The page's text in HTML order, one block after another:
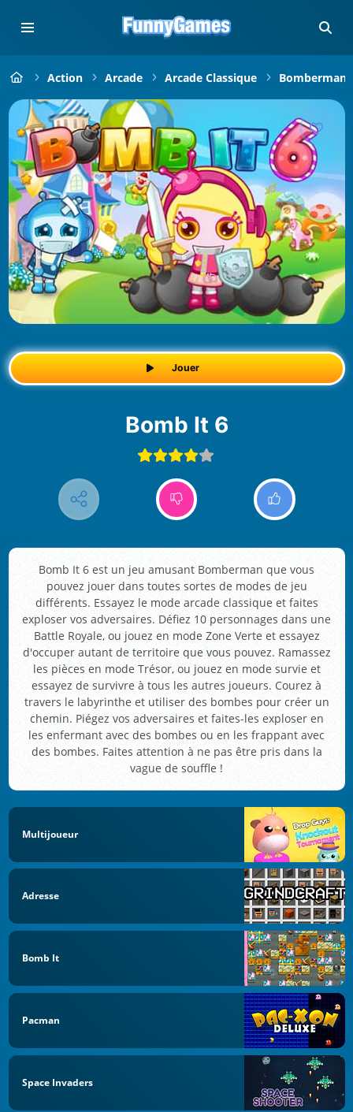
Action Arcade Arcade Classique Bomberman
Jouer
Bomb It 6
Bomb It 6 est un jeu amusant Bomberman que vous
pouvez jouer dans toutes sortes de modes de jeu
différents. Essayez le mode arcade classique et faites
exploser vos adversaires. Défiez 10 personnages dans une
Battle Royale, ou jouez en mode Zone Verte et essayez
d'occuper autant de territoire que vous pouvez. Ramassez
les pièces en mode Trésor, ou jouez en mode survie et
essayez de survivre à tous les autres joueurs. Courez à
travers le labyrinthe et utiliser des bombes pour créer un
chemin. Piégez vos adversaires et faites-les exploser en
les enfermant avec des bombes ou en les frappant avec
des bombes. Faites attention à ne pas être pris dans la
vague de souffle !
Multijoueur
Adresse
Bomb It
Pacman
Space Invaders